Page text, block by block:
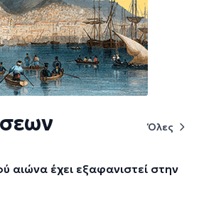
Όλες
αιώνα έχει εξαφανιστεί στην